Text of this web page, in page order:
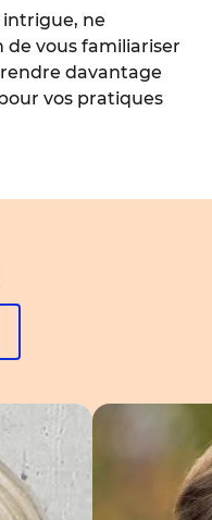
intrigue, ne
de vous familiariser
davantage
vos pratiques